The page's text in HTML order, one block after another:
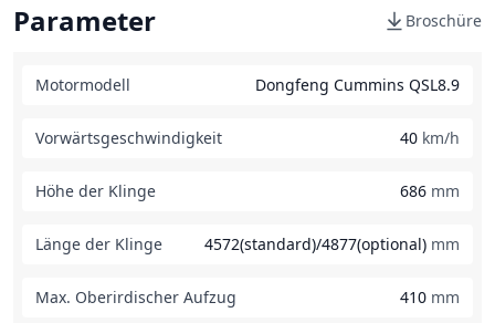
Parameter Broschüre
Motormodell Dongfeng Cummins QSL8.9
Vorwärtsgeschwindigkeit 40 km/h
Höhe der Klinge 686 mm
Länge der Klinge 4572(standard)/4877(optional) mm
Max. Oberirdischer Aufzug 410 mm